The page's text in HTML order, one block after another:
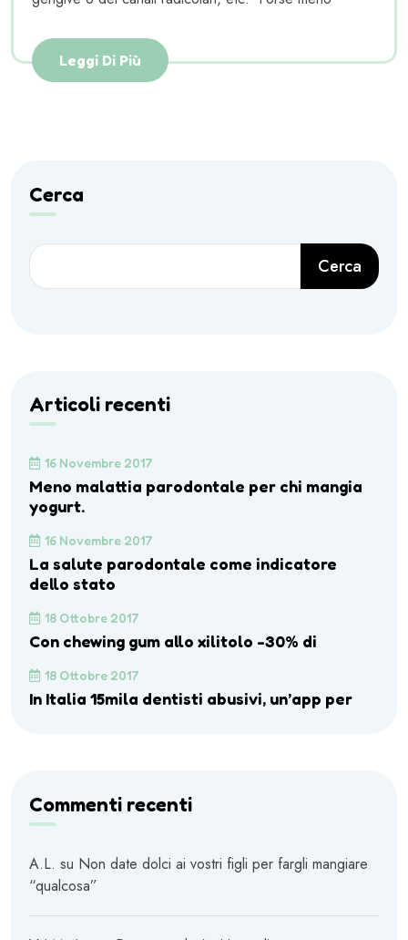
Leggi Di Più
Cerca
Cerca
Articoli recenti
16 Novembre 2017
Meno malattia parodontale per chi mangia
yogurt.
16 Novembre 2017
La salute parodontale come indicatore
dello stato
18 Ottobre 2017
Con chewing gum allo xilitolo -30% di
18 Ottobre 2017
In Italia 15mila dentisti abusivi, un’app per
Commenti recenti
A.L. su Non date dolci ai vostri figli per fargli mangiare
“qualcosa”